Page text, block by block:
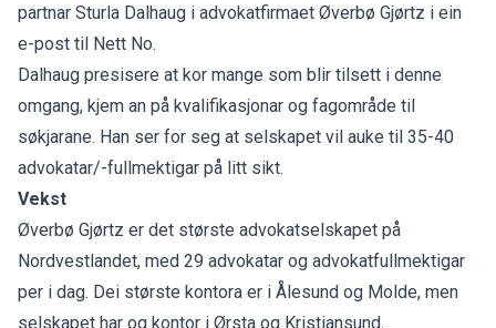
partnar Sturla Dalhaug i advokatfirmaet Øverbø Gjørtz i ein
e-post til Nett No.
Dalhaug presisere at kor mange som blir tilsett i denne
omgang, kjem an på kvalifikasjonar og fagområde til
søkjarane. Han ser for seg at selskapet vil auke til 35-40
advokatar/-fullmektigar på litt sikt.
Vekst
Øverbø Gjørtz er det største advokatselskapet på
Nordvestlandet, med 29 advokatar og advokatfullmektigar
per i dag. Dei største kontora er i Ålesund og Molde, men
selskapet har og kontor i Ørsta og Kristiansund.